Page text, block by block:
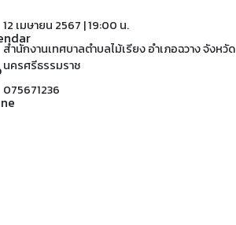
12 เมษายน 2567 | 19:00 น.
สํานักงานเทศบาลตําบลไม้เรียง อําเภอฉวาง จังหวัด
นครศรีธรรมราช
075671236